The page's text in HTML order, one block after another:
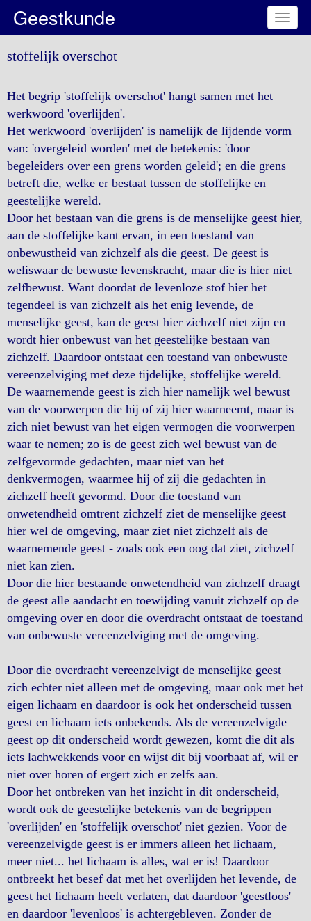
Toggle
Geestkunde
stoffelijk overschot
Het begrip 'stoffelijk overschot' hangt samen met het
werkwoord 'overlijden'.
Het werkwoord 'overlijden' is namelijk de lijdende vorm
van: 'overgeleid worden' met de betekenis: 'door
begeleiders over een grens worden geleid'; en die grens
betreft die, welke er bestaat tussen de stoffelijke en
geestelijke wereld.
Door het bestaan van die grens is de menselijke geest hier,
aan de stoffelijke kant ervan, in een toestand van
onbewustheid van zichzelf als die geest. De geest is
weliswaar de bewuste levenskracht, maar die is hier niet
zelfbewust. Want doordat de levenloze stof hier het
tegendeel is van zichzelf als het enig levende, de
menselijke geest, kan de geest hier zichzelf niet zijn en
wordt hier onbewust van het geestelijke bestaan van
zichzelf. Daardoor ontstaat een toestand van onbewuste
vereenzelviging met deze tijdelijke, stoffelijke wereld.
De waarnemende geest is zich hier namelijk wel bewust
van de voorwerpen die hij of zij hier waarneemt, maar is
zich niet bewust van het eigen vermogen die voorwerpen
waar te nemen; zo is de geest zich wel bewust van de
zelfgevormde gedachten, maar niet van het
denkvermogen, waarmee hij of zij die gedachten in
zichzelf heeft gevormd. Door die toestand van
onwetendheid omtrent zichzelf ziet de menselijke geest
hier wel de omgeving, maar ziet niet zichzelf als de
waarnemende geest - zoals ook een oog dat ziet, zichzelf
niet kan zien.
Door die hier bestaande onwetendheid van zichzelf draagt
de geest alle aandacht en toewijding vanuit zichzelf op de
omgeving over en door die overdracht ontstaat de toestand
van onbewuste vereenzelviging met de omgeving.
Door die overdracht vereenzelvigt de menselijke geest
zich echter niet alleen met de omgeving, maar ook met het
eigen lichaam en daardoor is ook het onderscheid tussen
geest en lichaam iets onbekends. Als de vereenzelvigde
geest op dit onderscheid wordt gewezen, komt die dit als
iets lachwekkends voor en wijst dit bij voorbaat af, wil er
niet over horen of ergert zich er zelfs aan.
Door het ontbreken van het inzicht in dit onderscheid,
wordt ook de geestelijke betekenis van de begrippen
'overlijden' en 'stoffelijk overschot' niet gezien. Voor de
vereenzelvigde geest is er immers alleen het lichaam,
meer niet... het lichaam is alles, wat er is! Daardoor
ontbreekt het besef dat met het overlijden het levende, de
geest het lichaam heeft verlaten, dat daardoor 'geestloos'
en daardoor 'levenloos' is achtergebleven. Zonder de